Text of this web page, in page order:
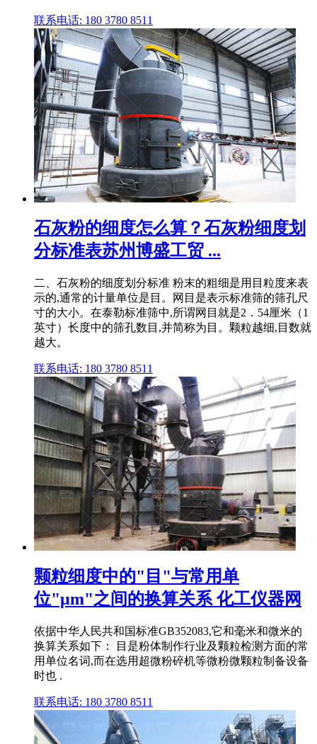
联系电话: 180 3780 8511
石灰粉的细度怎么算？石灰粉细度划
分标准表苏州博盛工贸 ...
二、石灰粉的细度划分标准 粉末的粗细是用目粒度来表
示的,通常的计量单位是目。网目是表示标准筛的筛孔尺
寸的大小。在泰勒标准筛中,所谓网目就是2．54厘米（1
英寸）长度中的筛孔数目,并简称为目。颗粒越细,目数就
越大。
联系电话: 180 3780 8511
颗粒细度中的"目"与常用单
位"μm"之间的换算关系 化工仪器网
依据中华人民共和国标准GB352083,它和毫米和微米的
换算关系如下： 目是粉体制作行业及颗粒检测方面的常
用单位名词,而在选用超微粉碎机等微粉微颗粒制备设备
时也 .
联系电话: 180 3780 8511